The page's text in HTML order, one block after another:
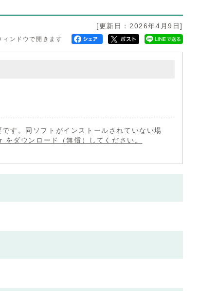
[更新日：2026年4月9日]
ィンドウで開きます
す。同ソフトがインストールされていない場
ダウンロード（無償）してください。